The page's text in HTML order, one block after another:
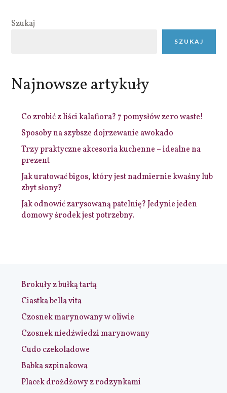
Szukaj
SZUKAJ
Najnowsze artykuły
Co zrobić z liści kalafiora? 7 pomysłów zero waste!
Sposoby na szybsze dojrzewanie awokado
Trzy praktyczne akcesoria kuchenne – idealne na
prezent
Jak uratować bigos, który jest nadmiernie kwaśny lub
zbyt słony?
Jak odnowić zarysowaną patelnię? Jedynie jeden
domowy środek jest potrzebny.
Brokuły z bułką tartą
Ciastka bella vita
Czosnek marynowany w oliwie
Czosnek niedźwiedzi marynowany
Cudo czekoladowe
Babka szpinakowa
Placek drożdżowy z rodzynkami